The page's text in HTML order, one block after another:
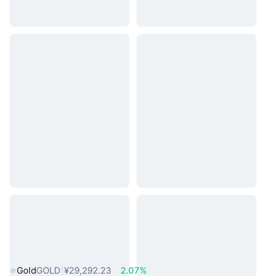
GoldGOLD ¥29,292.23 2.07%